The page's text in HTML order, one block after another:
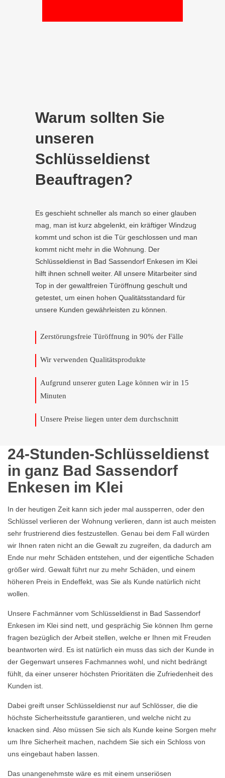
Warum sollten Sie
unseren
Schlüsseldienst
Beauftragen?
Es geschieht schneller als manch so einer glauben
mag, man ist kurz abgelenkt, ein kräftiger Windzug
kommt und schon ist die Tür geschlossen und man
kommt nicht mehr in die Wohnung. Der
Schlüsseldienst in Bad Sassendorf Enkesen im Klei
hilft ihnen schnell weiter. All unsere Mitarbeiter sind
Top in der gewaltfreien Türöffnung geschult und
getestet, um einen hohen Qualitätsstandard für
unsere Kunden gewährleisten zu können.
Zerstörungsfreie Türöffnung in 90% der Fälle
Wir verwenden Qualitätsprodukte
Aufgrund unserer guten Lage können wir in 15
Minuten
Unsere Preise liegen unter dem durchschnitt
24-Stunden-Schlüsseldienst
in ganz Bad Sassendorf
Enkesen im Klei
In der heutigen Zeit kann sich jeder mal aussperren, oder den
Schlüssel verlieren der Wohnung verlieren, dann ist auch meisten
sehr frustrierend dies festzustellen. Genau bei dem Fall würden
wir Ihnen raten nicht an die Gewalt zu zugreifen, da dadurch am
Ende nur mehr Schäden entstehen, und der eigentliche Schaden
größer wird. Gewalt führt nur zu mehr Schäden, und einem
höheren Preis in Endeffekt, was Sie als Kunde natürlich nicht
wollen.
Unsere Fachmänner vom Schlüsseldienst in Bad Sassendorf
Enkesen im Klei sind nett, und gesprächig Sie können Ihm gerne
fragen bezüglich der Arbeit stellen, welche er Ihnen mit Freuden
beantworten wird. Es ist natürlich ein muss das sich der Kunde in
der Gegenwart unseres Fachmannes wohl, und nicht bedrängt
fühlt, da einer unserer höchsten Prioritäten die Zufriedenheit des
Kunden ist.
Dabei greift unser Schlüsseldienst nur auf Schlösser, die die
höchste Sicherheitsstufe garantieren, und welche nicht zu
knacken sind. Also müssen Sie sich als Kunde keine Sorgen mehr
um Ihre Sicherheit machen, nachdem Sie sich ein Schloss von
uns eingebaut haben lassen.
Das unangenehmste wäre es mit einem unseriösen